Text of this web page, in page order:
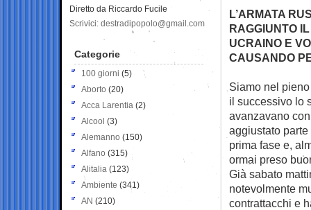
L’ARMATA
RAGGIUNTO
UCRAINO E
CAUSANDO
Siamo nel
il successivo lo
avanzavano
aggiustato
prima fase e,
ormai preso
Già sabato
notevolmente
contrattacchi e
Diretto da Riccardo Fucile
Scrivici: destradipopolo@gmail.com
Categorie
100 giorni (5)
Aborto (20)
Acca Larentia (2)
Alcool (3)
Alemanno (150)
Alfano (315)
Alitalia (123)
Ambiente (341)
AN (210)